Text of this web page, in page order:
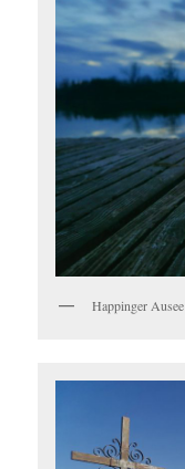
Happinger Ausee